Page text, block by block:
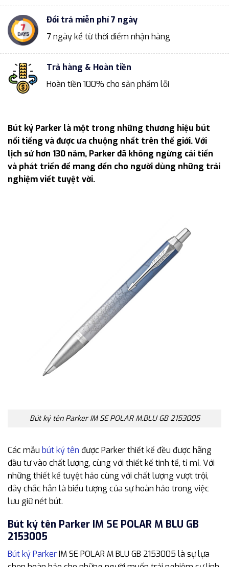
Đổi trả miễn phí 7 ngày
7 ngày kể từ thời điểm nhận hàng
Trả hàng & Hoàn tiền
Hoàn tiền 100% cho sản phẩm lỗi
Bút ký Parker là một trong những thương hiệu bút
nổi tiếng và được ưa chuộng nhất trên thế giới. Với
lịch sử hơn 130 năm, Parker đã không ngừng cải tiến
và phát triển để mang đến cho người dùng những trải
nghiệm viết tuyệt vời.
Bút ký tên Parker IM SE POLAR M.BLU GB 2153005
Các mẫu bút ký tên được Parker thiết kế đều được hãng
đầu tư vào chất lượng, cùng với thiết kế tinh tế, tỉ mỉ. Với
những thiết kế tuyệt hảo cùng với chất lượng vượt trội,
đây chắc hẳn là biểu tượng của sự hoàn hảo trong việc
lưu giữ nét bút.
Bút ký tên Parker IM SE POLAR M BLU GB
2153005
Bút ký ParkerIM SE POLAR M BLU GB 2153005 là sự lựa